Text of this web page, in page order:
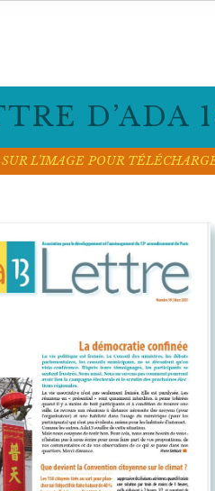
D’ADA
L’IMAGE POUR